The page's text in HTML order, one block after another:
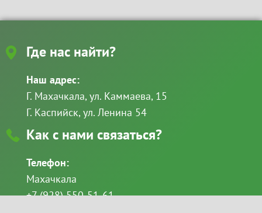
Где нас найти?
Наш адрес:
Г. Махачкала, ул. Каммаева, 15
Г. Каспийск, ул. Ленина 54
Как с нами связаться?
Телефон:
Махачкала
+7 (928) 550-51-61